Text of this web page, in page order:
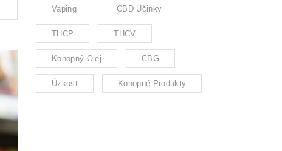
Vaping CBD Účinky
THCP THCV
Konopný Olej CBG
Úzkost Konopné Produkty